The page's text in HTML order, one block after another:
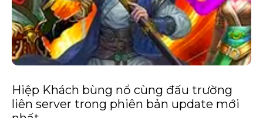
Hiệp Khách bùng nổ cùng đấu trường
liên server trong phiên bản update mới